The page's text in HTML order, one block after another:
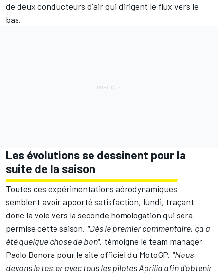
de deux conducteurs d'air qui dirigent le flux vers le
bas.
Les évolutions se dessinent pour la
suite de la saison
Toutes ces expérimentations aérodynamiques
semblent avoir apporté satisfaction, lundi, traçant
donc la voie vers la seconde homologation qui sera
permise cette saison. "Dès le premier commentaire, ça a
été quelque chose de bon", témoigne le team manager
Paolo Bonora pour le site officiel du MotoGP. "Nous
devons le tester avec tous les pilotes Aprilia afin d'obtenir